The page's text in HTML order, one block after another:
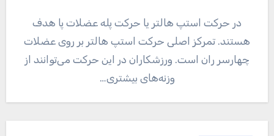
در حرکت استپ هالتر یا حرکت پله عضلات پا هدف
هستند. تمرکز اصلی حرکت استپ هالتر بر روی عضلات
چهارسر ران است. ورزشکاران در این حرکت می‌توانند از
وزنه‌های بیشتری…